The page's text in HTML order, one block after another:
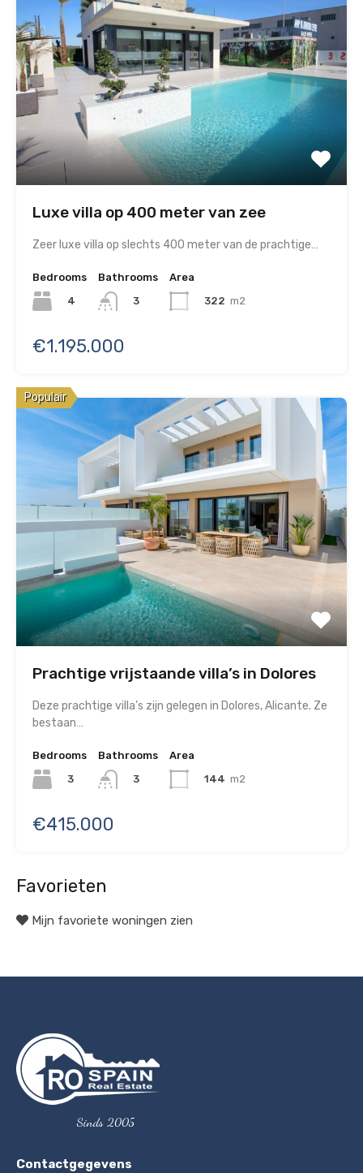
Luxe villa op 400 meter van zee
Zeer luxe villa op slechts 400 meter van de prachtige…
Bedrooms
4
Bathrooms
3
Area
322 m2
€1.195.000
Populair
Prachtige vrijstaande villa’s in Dolores
Deze prachtige villa’s zijn gelegen in Dolores, Alicante. Ze
bestaan…
Bedrooms
3
Bathrooms
3
Area
144 m2
€415.000
Favorieten
Mijn favoriete woningen zien
Sinds 2005
Contactgegevens